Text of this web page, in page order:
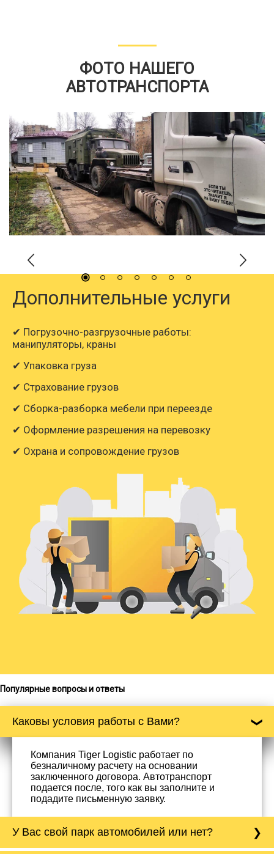
ФОТО НАШЕГО
АВТОТРАНСПОРТА
Дополнительные услуги
✔ Погрузочно-разгрузочные работы:
манипуляторы, краны
✔ Упаковка груза
✔ Страхование грузов
✔ Сборка-разборка мебели при переезде
✔ Оформление разрешения на перевозку
✔ Охрана и сопровождение грузов
Популярные вопросы и ответы
Каковы условия работы с Вами?
Компания Tiger Logistic работает по
безналичному расчету на основании
заключенного договора. Автотранспорт
подается после, того как вы заполните и
подадите письменную заявку.
У Вас свой парк автомобилей или нет?